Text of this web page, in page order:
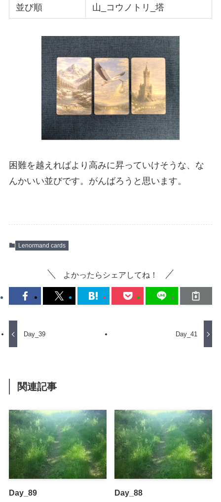
並び順 山_コウノトリ_塔
困難を越えればより高みに昇っていけそうな、な
んかいい並びです。がんばろうと思います。
Lenormand cards
よかったらシェアしてね！
Day_39 Day_41
関連記事
Day_89 Day_88